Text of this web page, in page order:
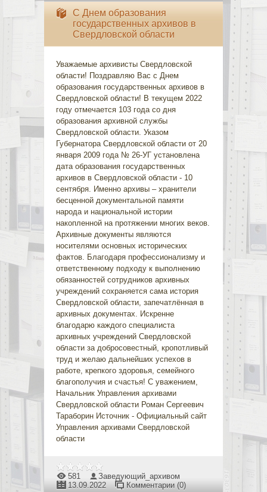
C Днем образования
государственных архивов в
Свердловской области
Уважаемые архивисты Свердловской
области! Поздравляю Вас с Днем
образования государственных архивов в
Свердловской области! В текущем 2022
году отмечается 103 года со дня
образования архивной службы
Свердловской области. Указом
Губернатора Свердловской области от 20
января 2009 года № 26-УГ установлена
дата образования государственных
архивов в Свердловской области - 10
сентября. Именно архивы – хранители
бесценной документальной памяти
народа и национальной истории
накопленной на протяжении многих веков.
Архивные документы являются
носителями основных исторических
фактов. Благодаря профессионализму и
ответственному подходу к выполнению
обязанностей сотрудников архивных
учреждений сохраняется сама история
Свердловской области, запечатлённая в
архивных документах. Искренне
благодарю каждого специалиста
архивных учреждений Свердловской
области за добросовестный, кропотливый
труд и желаю дальнейших успехов в
работе, крепкого здоровья, семейного
благополучия и счастья! С уважением,
Начальник Управления архивами
Свердловской области Роман Сергеевич
Тараборин Источник - Официальный сайт
Управления архивами Свердловской
области
581
Заведующий_архивом
13.09.2022
Комментарии (0)